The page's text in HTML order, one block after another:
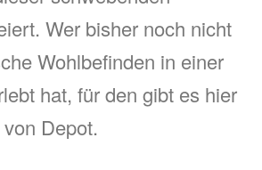
Wer bisher noch nicht
Wohlbefinden in einer
hat, für den gibt es hier
Depot.